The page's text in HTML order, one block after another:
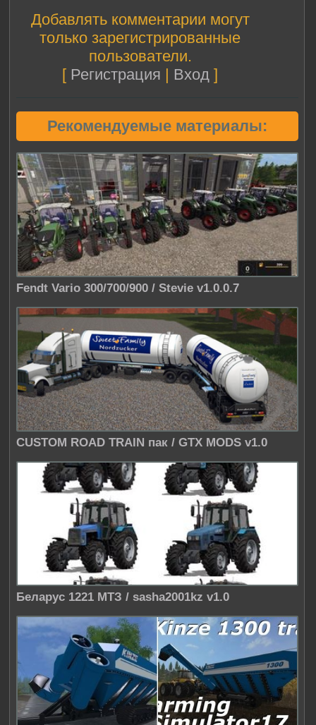
Добавлять комментарии могут
только зарегистрированные
пользователи.
[ Регистрация | Вход ]
Рекомендуемые материалы:
Fendt Vario 300/700/900 / Stevie v1.0.0.7
CUSTOM ROAD TRAIN пак / GTX MODS v1.0
Беларус 1221 МТЗ / sasha2001kz v1.0